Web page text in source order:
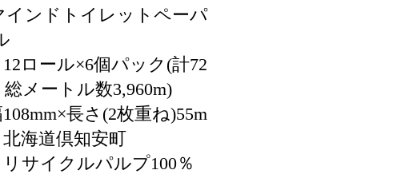
インドトイレットペーパ
ロール×6個パック(計72
総メートル数3,960m)
長さ(2枚重ね)55m
海道倶知安町
サイクルパルプ100％